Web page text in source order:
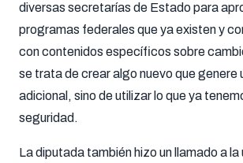
diversas secretarías de Estado para
programas federales que ya existen y
con contenidos específicos sobre
se trata de crear algo nuevo que genere
adicional, sino de utilizar lo que ya
seguridad.
La diputada también hizo un llamado a